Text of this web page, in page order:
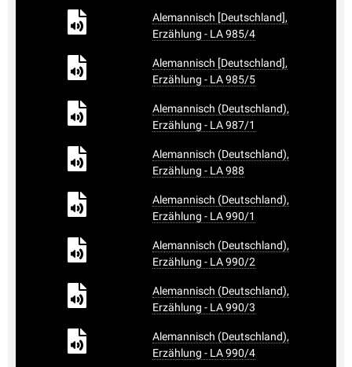
Alemannisch [Deutschland],
Erzählung - LA 985/4
Alemannisch [Deutschland],
Erzählung - LA 985/5
Alemannisch (Deutschland),
Erzählung - LA 987/1
Alemannisch (Deutschland),
Erzählung - LA 988
Alemannisch (Deutschland),
Erzählung - LA 990/1
Alemannisch (Deutschland),
Erzählung - LA 990/2
Alemannisch (Deutschland),
Erzählung - LA 990/3
Alemannisch (Deutschland),
Erzählung - LA 990/4